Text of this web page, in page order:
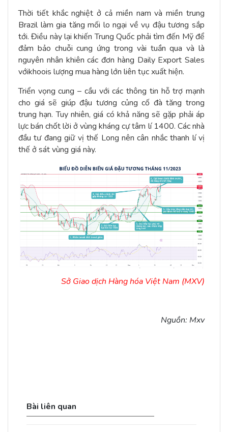
Thời tiết khắc nghiệt ở cả miền nam và miền trung
Brazil làm gia tăng mối lo ngại về vụ đậu tương sắp
tới. Điều này lại khiến Trung Quốc phải tìm đến Mỹ để
đảm bảo chuỗi cung ứng trong vài tuần qua và là
nguyên nhân khiên các đơn hàng Daily Export Sales
vớikhoois lượng mua hàng lớn liên tục xuất hiện.
Triển vọng cung – cầu với các thông tin hỗ trợ mạnh
cho giá sẽ giúp đậu tương củng cố đà tăng trong
trung hạn. Tuy nhiên, giá có khả năng sẽ gặp phải áp
lực bán chốt lời ở vùng kháng cự tâm lí 1400. Các nhà
đầu tư đang giữ vị thế Long nên cân nhắc thanh lí vị
thế ở sát vùng giá này.
Sở Giao dịch Hàng hóa Việt Nam (MXV)
Nguồn: Mxv
Bài liên quan